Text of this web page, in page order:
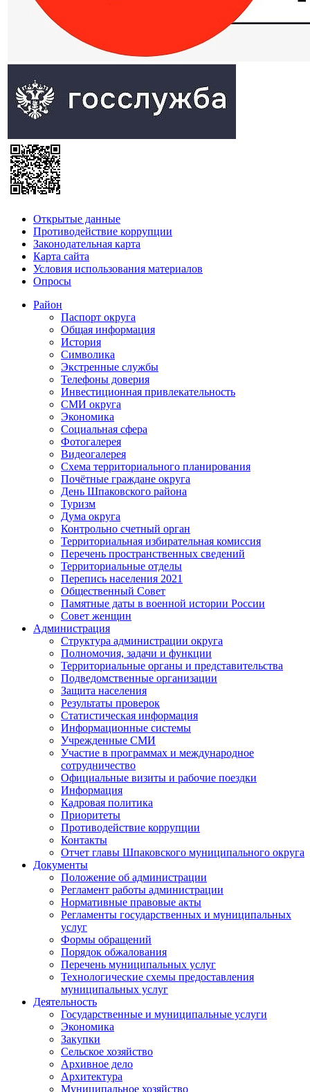
Открытые данные
Противодействие коррупции
Законодательная карта
Карта сайта
Условия использования материалов
Опросы
Район
Паспорт округа
Общая информация
История
Символика
Экстренные службы
Телефоны доверия
Инвестиционная привлекательность
СМИ округа
Экономика
Социальная сфера
Фотогалерея
Видеогалерея
Схема территориального планирования
Почётные граждане округа
День Шпаковского района
Туризм
Дума округа
Контрольно счетный орган
Территориальная избирательная комиссия
Перечень пространственных сведений
Территориальные отделы
Перепись населения 2021
Общественный Совет
Памятные даты в военной истории России
Совет женщин
Администрация
Структура администрации округа
Полномочия, задачи и функции
Территориальные органы и представительства
Подведомственные организации
Защита населения
Результаты проверок
Статистическая информация
Информационные системы
Учрежденные СМИ
Участие в программах и международное
сотрудничество
Официальные визиты и рабочие поездки
Информация
Кадровая политика
Приоритеты
Противодействие коррупции
Контакты
Отчет главы Шпаковского муниципального округа
Документы
Положение об администрации
Регламент работы администрации
Нормативные правовые акты
Регламенты государственных и муниципальных
услуг
Формы обращений
Порядок обжалования
Перечень муниципальных услуг
Технологические схемы предоставления
муниципальных услуг
Деятельность
Государственные и муниципальные услуги
Экономика
Закупки
Сельское хозяйство
Архивное дело
Архитектура
Муниципальное хозяйство